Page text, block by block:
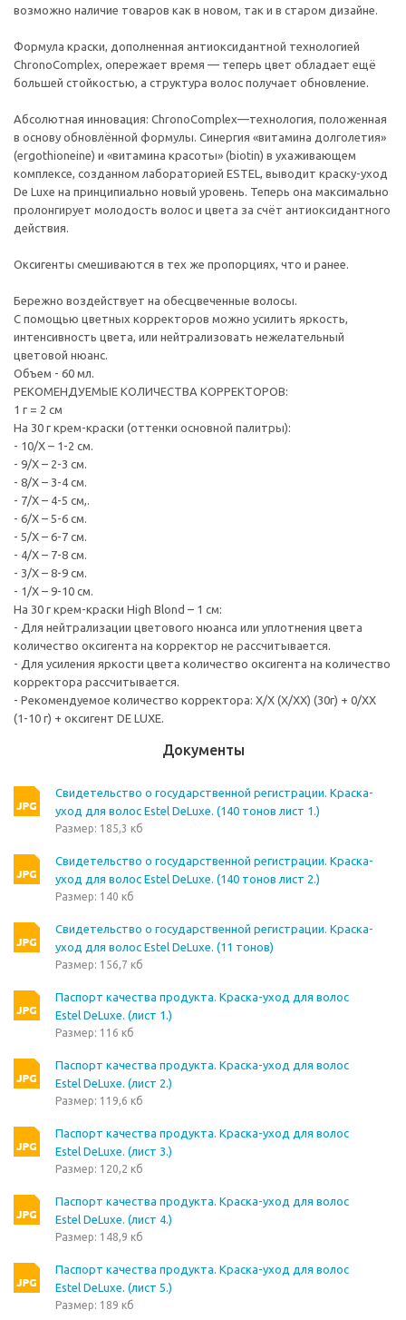
возможно наличие товаров как в новом, так и в старом дизайне.
Формула краски, дополненная антиоксидантной технологией
ChronoComplex, опережает время — теперь цвет обладает ещё
большей стойкостью, а структура волос получает обновление.
Абсолютная инновация: ChronoComplex—технология, положенная
в основу обновлённой формулы. Синергия «витамина долголетия»
(ergothioneine) и «витамина красоты» (biotin) в ухаживающем
комплексе, созданном лабораторией ESTEL, выводит краску-уход
De Luxe на принципиально новый уровень. Теперь она максимально
пролонгирует молодость волос и цвета за счёт антиоксидантного
действия.
Оксигенты смешиваются в тех же пропорциях, что и ранее.
Бережно воздействует на обесцвеченные волосы.
С помощью цветных корректоров можно усилить яркость,
интенсивность цвета, или нейтрализовать нежелательный
цветовой нюанс.
Объем - 60 мл.
РЕКОМЕНДУЕМЫЕ КОЛИЧЕСТВА КОРРЕКТОРОВ:
1 г = 2 см
На 30 г крем-краски (оттенки основной палитры):
- 10/Х – 1-2 см.
- 9/Х – 2-3 см.
- 8/Х – 3-4 см.
- 7/Х – 4-5 см,.
- 6/Х – 5-6 см.
- 5/Х – 6-7 см.
- 4/Х – 7-8 см.
- 3/Х – 8-9 см.
- 1/Х – 9-10 см.
На 30 г крем-краски High Blond – 1 см:
- Для нейтрализации цветового нюанса или уплотнения цвета
количество оксигента на корректор не рассчитывается.
- Для усиления яркости цвета количество оксигента на количество
корректора рассчитывается.
- Рекомендуемое количество корректора: Х/Х (Х/ХХ) (30г) + 0/ХХ
(1-10 г) + оксигент DE LUXE.
Документы
Свидетельство о государственной регистрации. Краска-
уход для волос Estel DeLuxe. (140 тонов лист 1.)
Размер: 185,3 кб
Свидетельство о государственной регистрации. Краска-
уход для волос Estel DeLuxe. (140 тонов лист 2.)
Размер: 140 кб
Свидетельство о государственной регистрации. Краска-
уход для волос Estel DeLuxe. (11 тонов)
Размер: 156,7 кб
Паспорт качества продукта. Краска-уход для волос
Estel DeLuxe. (лист 1.)
Размер: 116 кб
Паспорт качества продукта. Краска-уход для волос
Estel DeLuxe. (лист 2.)
Размер: 119,6 кб
Паспорт качества продукта. Краска-уход для волос
Estel DeLuxe. (лист 3.)
Размер: 120,2 кб
Паспорт качества продукта. Краска-уход для волос
Estel DeLuxe. (лист 4.)
Размер: 148,9 кб
Паспорт качества продукта. Краска-уход для волос
Estel DeLuxe. (лист 5.)
Размер: 189 кб